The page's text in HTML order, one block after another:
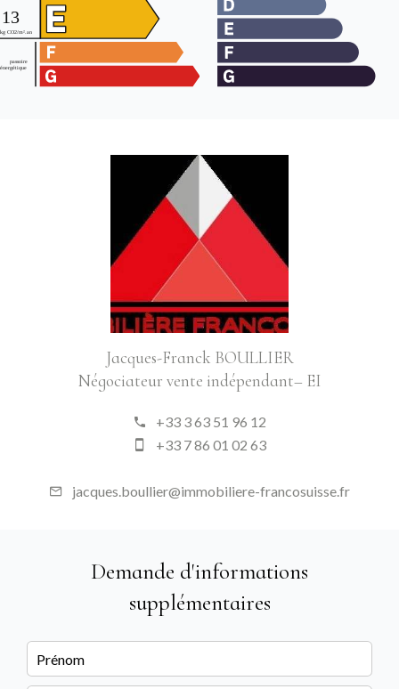
Jacques-Franck BOULLIER
Négociateur vente indépendant– EI
+33 3 63 51 96 12
+33 7 86 01 02 63
jacques.boullier@immobiliere-francosuisse.fr
Demande d'informations
supplémentaires